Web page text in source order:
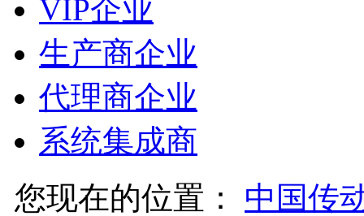
VIP企业
生产商企业
代理商企业
系统集成商
您现在的位置：
中国传